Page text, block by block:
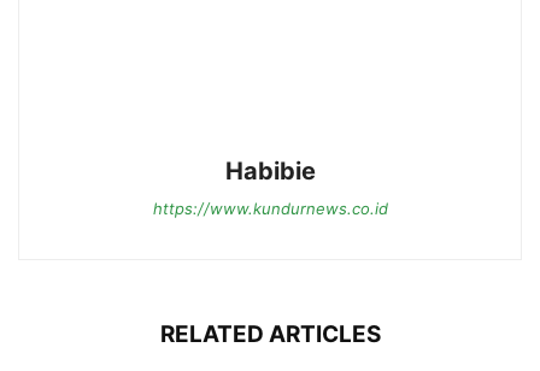
Habibie
https://www.kundurnews.co.id
RELATED ARTICLES